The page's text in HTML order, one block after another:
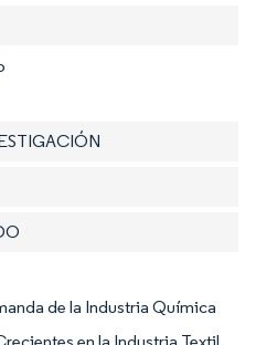
de la Industria Química